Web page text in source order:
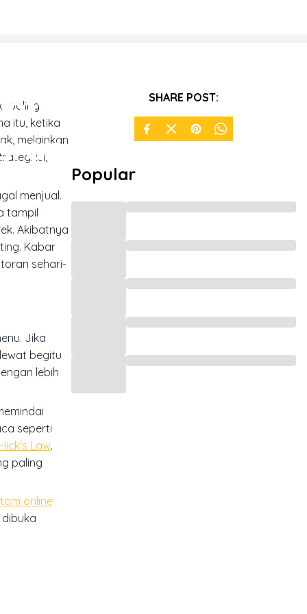
paling
itu, ketika
melainkan
isi,
menjual.
tampil
Akibatnya
Kabar
sehari-
Jika
begitu
lebih
seperti
Hick's Law.
paling
online
SHARE POST:
Popular